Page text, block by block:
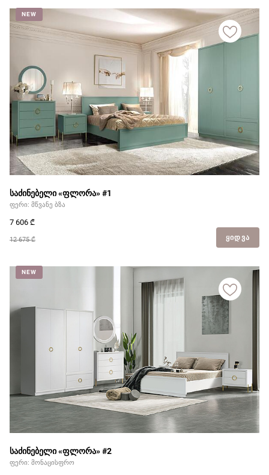
NEW
საძინებელი «ფლორა» #1
ფერი: მწვანე ბზა
12 675 ₾
7 606 ₾
ᲧᲘᲓᲕᲐ
NEW
საძინებელი «ფლორა» #2
ფერი: მონაცისფრო